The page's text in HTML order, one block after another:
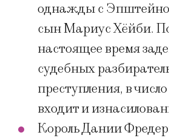
однажды с
сын Мариус Хёйби.
настоящее время
судебных
преступления, в
входит и
Король Дании